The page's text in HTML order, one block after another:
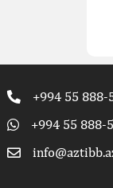
+994 55 888-
+994 55 888-